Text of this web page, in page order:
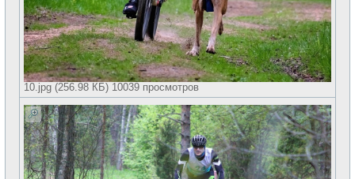
10.jpg (256.98 КБ) 10039 просмотров